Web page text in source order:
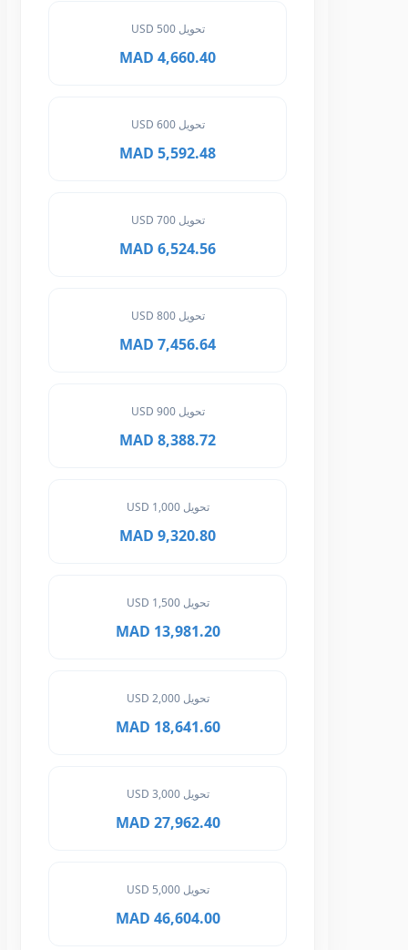
تحويل 500 USD
4,660.40 MAD
تحويل 600 USD
5,592.48 MAD
تحويل 700 USD
6,524.56 MAD
تحويل 800 USD
7,456.64 MAD
تحويل 900 USD
8,388.72 MAD
تحويل 1,000 USD
9,320.80 MAD
تحويل 1,500 USD
13,981.20 MAD
تحويل 2,000 USD
18,641.60 MAD
تحويل 3,000 USD
27,962.40 MAD
تحويل 5,000 USD
46,604.00 MAD